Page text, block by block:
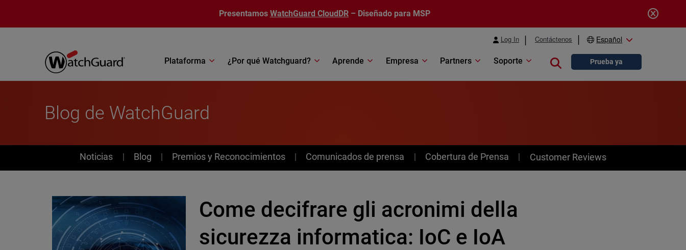
Presentamos WatchGuard CloudDR – Diseñado para MSP
Log In Contáctenos Español
Plataforma ¿Por qué Watchguard? Aprende Empresa Partners Soporte Close searchPrueba ya
Blog de WatchGuard
News
Noticias Blog Premios y Reconocimientos Comunicados de prensa Cobertura de Prensa Customer Reviews
Come decifrare gli acronimi della
sicurezza informatica: IoC e IoA